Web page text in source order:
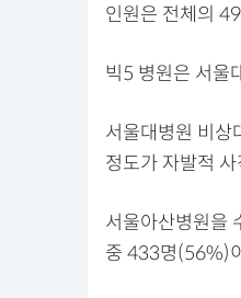
인원은 전체의
빅5 병원은 서울
서울대병원 비
정도가 자발적
서울아산병원을
중 433명(56%)